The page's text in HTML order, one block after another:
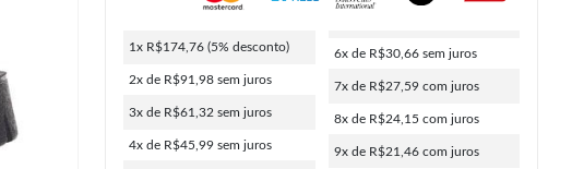
R$183,96 R$ 174,76
1x R$174,76 (5% desconto)
2x de R$91,98 sem juros
3x de R$61,32 sem juros
4x de R$45,99 sem juros
6x de R$30,66 sem juros
7x de R$27,59 com juros
8x de R$24,15 com juros
9x de R$21,46 com juros